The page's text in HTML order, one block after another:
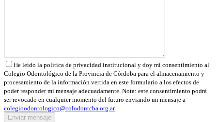
He leído la política de privacidad institucional y doy mi consentimiento al
Colegio Odontológico de la Provincia de Córdoba para el almacenamiento y
procesamiento de la información vertida en este formulario a los efectos de
poder responder mi mensaje adecuadamente. Nota: este consentimiento podrá
ser revocado en cualquier momento del futuro enviando un mensaje a
colegioodontologico@colodontcba.org.ar
Enviar mensaje